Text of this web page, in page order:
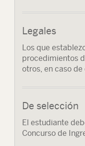
Legales
Los que
procedimientos
otros, en caso
De selección
El estudiante
Concurso de